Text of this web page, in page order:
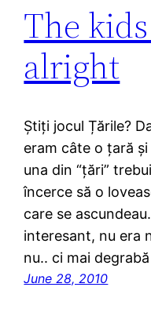
The
alright
Știți jocul Țările?
eram câte o țară
una din “țări”
încerce să o
care se
interesant, nu era
nu.. ci mai
June 28, 2010